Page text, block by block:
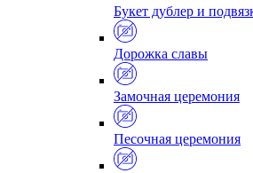
Букет дублер и
Дорожка славы
Замочная церемония
Песочная церемония